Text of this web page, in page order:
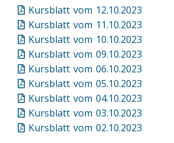
Kursblatt vom 12.10.2023
Kursblatt vom 11.10.2023
Kursblatt vom 10.10.2023
Kursblatt vom 09.10.2023
Kursblatt vom 06.10.2023
Kursblatt vom 05.10.2023
Kursblatt vom 04.10.2023
Kursblatt vom 03.10.2023
Kursblatt vom 02.10.2023